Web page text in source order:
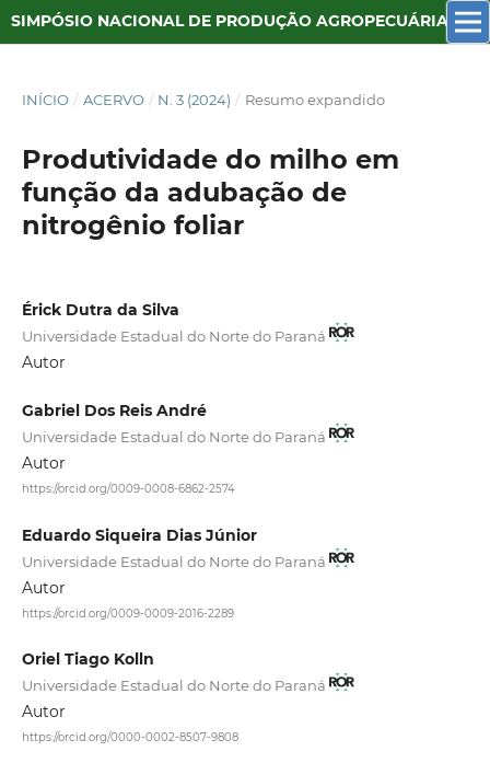
SIMPÓSIO NACIONAL DE PRODUÇÃO AGROPECUÁRIA SUSTENTÁVEL
INÍCIO / ACERVO / N. 3 (2024) / Resumo expandido
Produtividade do milho em
função da adubação de
nitrogênio foliar
Érick Dutra da Silva
Universidade Estadual do Norte do Paraná
Autor
Gabriel Dos Reis André
Universidade Estadual do Norte do Paraná
Autor
https://orcid.org/0009-0008-6862-2574
Eduardo Siqueira Dias Júnior
Universidade Estadual do Norte do Paraná
Autor
https://orcid.org/0009-0009-2016-2289
Oriel Tiago Kolln
Universidade Estadual do Norte do Paraná
Autor
https://orcid.org/0000-0002-8507-9808